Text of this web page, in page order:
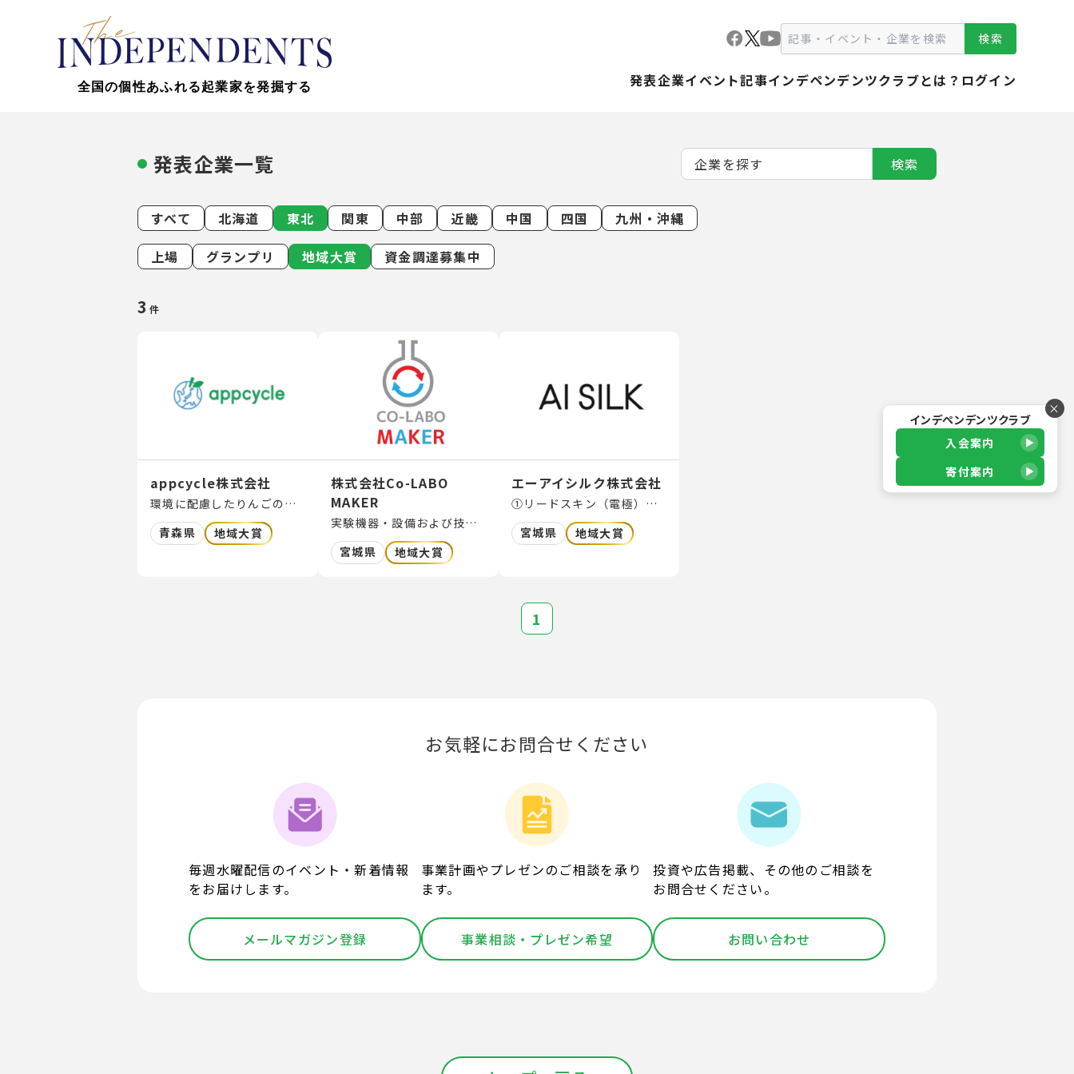
全国の個性あふれる起業家を発掘する
検索
発表企業イベント記事インデペンデンツクラブとは？ ログイン
発表企業一覧 検索
すべて 北海道 東北 関東 中部 近畿 中国 四国
九州・沖縄
上場
グランプリ 地域大賞 資金調達募集中
3 件
appcycle株式会社
環境に配慮したりんごのヴィーガンレザーの製造販売、りんご産業やりんご農家のマーケティング支援
青森県
地域大賞
株式会社Co-LABO
MAKER
実験機器・設備および技術のシェアリングプラットフォーム「Co-LABO MAKER」の企画・開発・運営
宮城県
地域大賞
エーアイシルク株式会社
①リードスキン（電極）の製造・販売 ②リードスキン（電極）の応用関連商品の製造・販売
宮城県
地域大賞
1
お気軽にお問合せください
毎週水曜配信のイベント・新着情報
をお届けします。
メールマガジン登録
事業計画やプレゼンのご相談を承り
ます。
事業相談・プレゼン希望
投資や広告掲載、その他のご相談を
お問合せください。
お問い合わせ
×
インデペンデンツクラブ
入会案内
寄付案内